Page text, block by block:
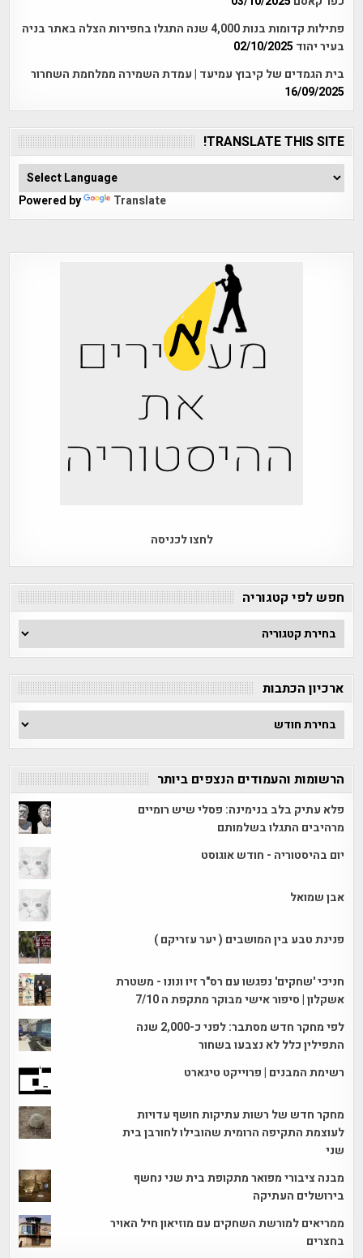
פתילות קדומות בנות 4,000 שנה התגלו בחפירות הצלה באתר בניה
בעיר יהוד 02/10/2025
בית הגמדים של קיבוץ עמיעד | עמדת השמירה ממלחמת השחרור
16/09/2025
TRANSLATE THIS SITE!
Powered by Translate
לחצו לכניסה
חפש לפי קטגוריה
חפש
לפי
ארכיון הכתבות
ארכיון
הכתבות
הרשומות והעמודים הנצפים ביותר
פלא עתיק בלב בנימינה: פסלי שיש רומיים
מרהיבים התגלו בשלמותם
יום בהיסטוריה - חודש אוגוסט
אבן שמואל
פנינת טבע בין המושבים ( יער עזריקם )
חניכי 'שחקים' נפגשו עם רס"ר זיו ונונו - משטרת
אשקלון | סיפור אישי מבוקר מתקפת ה 7/10
לפי מחקר חדש מסתבר: לפני כ-2,000 שנה
התפילין כלל לא נצבעו בשחור
רשימת המבנים | פרוייקט טיגארט
מחקר חדש של רשות עתיקות חושף עדויות
לעוצמת התקיפה הרומית שהובילו לחורבן בית
שני
מבנה ציבורי מפואר מתקופת בית שני נחשף
בירושלים העתיקה
ממריאים למורשת השחקים עם מוזיאון חיל האויר
בחצרים